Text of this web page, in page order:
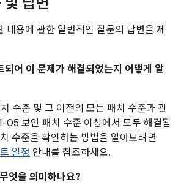
내용에 관한 일반적인 질문의 답변을 제
되어 이 문제가 해결되었는지 어떻게 알
수준 및 그 이전의 모든 패치 수준과 관
05 보안 패치 수준 이상에서 모두 해결됩
수준을 확인하는 방법을 알아보려면
일정 안내를 참조하세요.
엇을 의미하나요?